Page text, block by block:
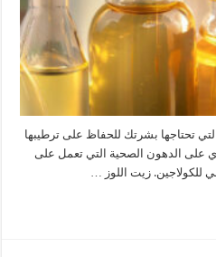
يجب
أن
تحتوي
عليها
مرطبات
الوجه؟
مغلقة
تحتاجها بشرتك للحفاظ على ترطيبها
على الدهون الصحية التي تعمل على
للكولاجين. زيت اللوز …